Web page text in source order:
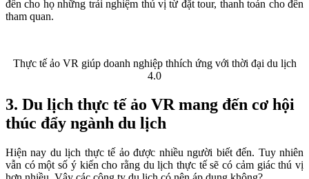
đến cho họ những trải nghiệm thú vị từ đặt tour, thanh toán cho đến
tham quan.
Thực tế ảo VR giúp doanh nghiệp thhích ứng với thời đại du lịch
4.0
3. Du lịch thực tế ảo VR mang đến cơ hội
thúc đẩy ngành du lịch
Hiện nay du lịch thực tế ảo được nhiều người biết đến. Tuy nhiên
vẫn có một số ý kiến cho rằng du lịch thực tế sẽ có cảm giác thú vị